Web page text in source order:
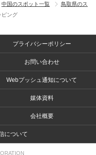
中国のスポット一覧
鳥取県のス
ピング
プライバシーポリシー
お問い合わせ
Webプッシュ通知について
媒体資料
会社概要
について